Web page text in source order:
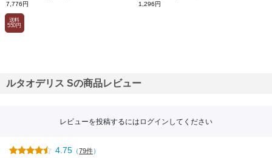
7,776円
送料
550円
1,296円
ルタオデリス Sの商品レビュー
レビューを投稿するには ログイン してください
4.75 （79件）